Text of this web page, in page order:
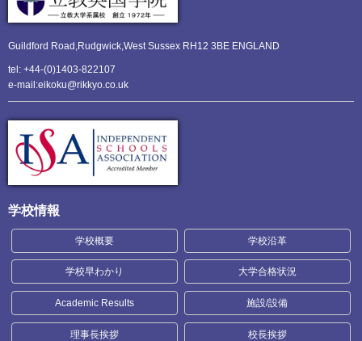
Guildford Road,Rudgwick,West Sussex RH12 3BE ENGLAND
tel: +44-(0)1403-822107
e-mail:eikoku@rikkyo.co.uk
学校情報
学校概要 学校沿革
学校早わかり 大学合格状況
Academic Results 施設/設備
理事長挨拶 校長挨拶